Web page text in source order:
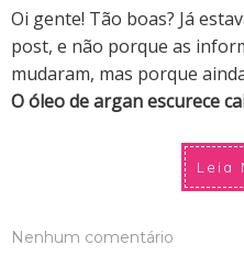
Oi gente! Tão boas? Já
post, e não porque as
mudaram, mas porque
O óleo de argan escurece
Leia
Nenhum comentário